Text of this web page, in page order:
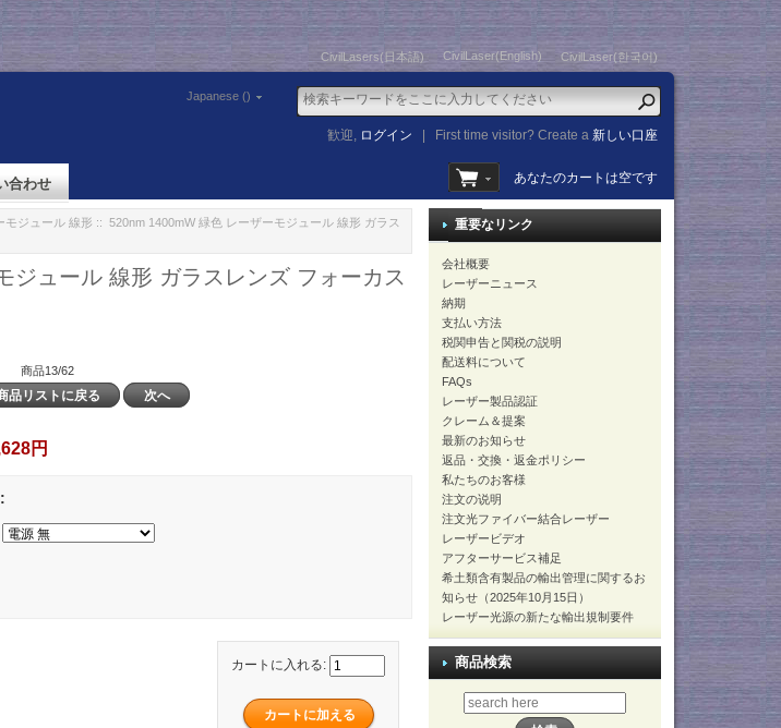
CivilLasers(日本語) CivilLaser(English) CivilLaser(한국어)
Japanese ()
歓迎, ログイン First time visitor? Create a新しい口座
合わせ あなたのカートは空です
モジュール 線形 :: 520nm 1400mW 緑色 レーザーモジュール 線形 ガラス
ジュール 線形 ガラスレンズ フォーカス
商品13/62
品リストに戻る 次へ
円
カートに入れる:
重要なリンク
会社概要
レーザーニュース
納期
支払い方法
税関申告と関税の説明
配送料について
FAQs
レーザー製品認証
クレーム＆提案
最新のお知らせ
返品・交換・返金ポリシー
私たちのお客様
注文の说明
注文光ファイバー結合レーザー
レーザービデオ
アフターサービス補足
希土類含有製品の輸出管理に関するお
知らせ（2025年10月15日）
レーザー光源の新たな輸出規制要件
商品検索